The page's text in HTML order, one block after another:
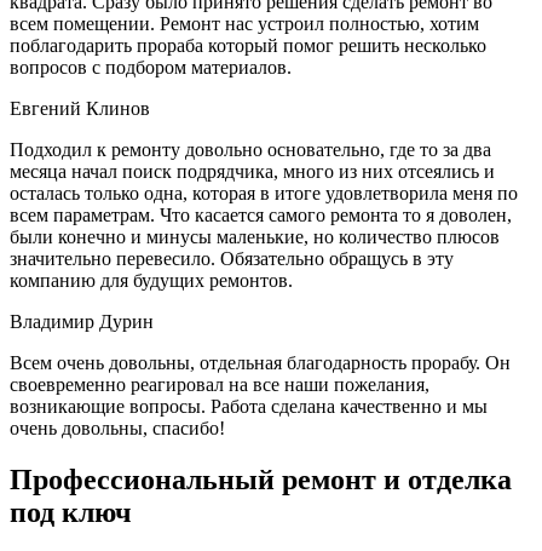
всем помещении. Ремонт нас устроил полностью, хотим
поблагодарить прораба который помог решить несколько
вопросов с подбором материалов.
Евгений Клинов
Подходил к ремонту довольно основательно, где то за два
месяца начал поиск подрядчика, много из них отсеялись и
осталась только одна, которая в итоге удовлетворила меня по
всем параметрам. Что касается самого ремонта то я доволен,
были конечно и минусы маленькие, но количество плюсов
значительно перевесило. Обязательно обращусь в эту
компанию для будущих ремонтов.
Владимир Дурин
Всем очень довольны, отдельная благодарность прорабу. Он
своевременно реагировал на все наши пожелания,
возникающие вопросы. Работа сделана качественно и мы
очень довольны, спасибо!
Профессиональный ремонт и отделка
под ключ